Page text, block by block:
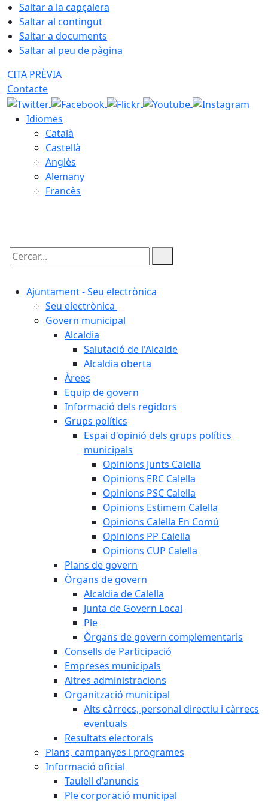
Saltar a la capçalera
Saltar al contingut
Saltar a documents
Saltar al peu de pàgina
CITA PRÈVIA
Contacte
Idiomes
Català
Castellà
Anglès
Alemany
Francès
Cercar:
Ajuntament - Seu electrònica
Seu electrònica
Govern municipal
Alcaldia
Salutació de l'Alcalde
Alcaldia oberta
Àrees
Equip de govern
Informació dels regidors
Grups polítics
Espai d'opinió dels grups polítics
municipals
Opinions Junts Calella
Opinions ERC Calella
Opinions PSC Calella
Opinions Estimem Calella
Opinions Calella En Comú
Opinions PP Calella
Opinions CUP Calella
Plans de govern
Òrgans de govern
Alcaldia de Calella
Junta de Govern Local
Ple
Òrgans de govern complementaris
Consells de Participació
Empreses municipals
Altres administracions
Organització municipal
Alts càrrecs, personal directiu i càrrecs
eventuals
Resultats electorals
Plans, campanyes i programes
Informació oficial
Taulell d'anuncis
Ple corporació municipal